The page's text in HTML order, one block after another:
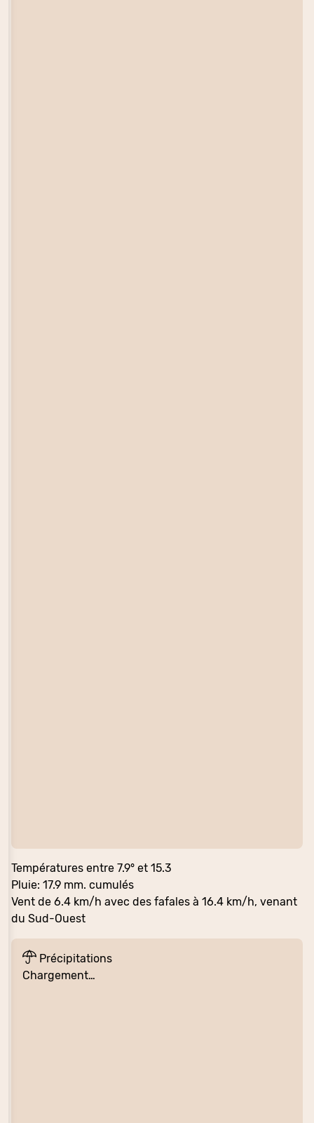
Températures entre 7.9° et 15.3
Pluie: 17.9 mm. cumulés
Vent de 6.4 km/h avec des fafales à 16.4 km/h, venant
du Sud-Ouest
Précipitations
Chargement…